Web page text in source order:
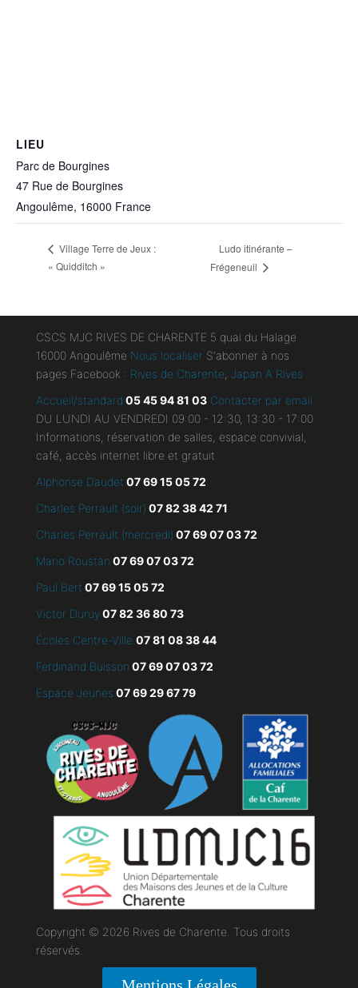
LIEU
Parc de Bourgines
47 Rue de Bourgines
Angoulême, 16000 France
Village Terre de Jeux :
« Quidditch »
Ludo itinérante –
Frégeneuil
CSCS MJC RIVES DE CHARENTE 5 quai du Halage
16000 Angoulême Nous localiser S'abonner à nos
pages Facebook : Rives de Charente Japan A Rives
Accueil/standard 05 45 94 81 03 Contacter par email
DU LUNDI AU VENDREDI 09:00 - 12:30, 13:30 - 17:00
Informations, réservation de salles, espace convivial,
café, accès internet libre et gratuit
Alphonse Daudet 07 69 15 05 72
Charles Perrault (soir) 07 82 38 42 71
Charles Perrault (mercredi) 07 69 07 03 72
Mario Roustan 07 69 07 03 72
Paul Bert 07 69 15 05 72
Victor Duruy07 82 36 80 73
Écoles Centre-Ville 07 81 08 38 44
Ferdinand Buisson 0769 07 03 72
Espace Jeunes 07 69 29 67 79
Copyright © 2026 Rives de Charente. Tous droits
réservés.